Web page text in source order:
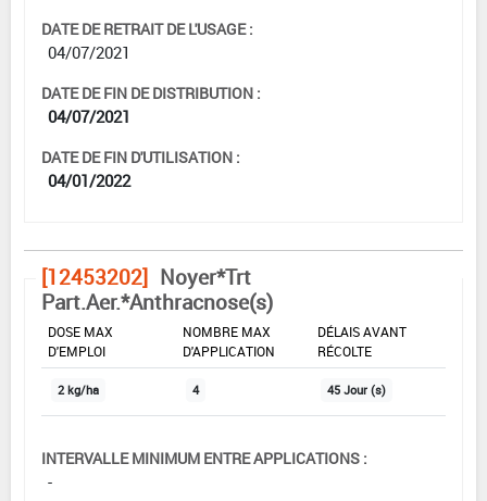
DATE DE RETRAIT DE L'USAGE :
04/07/2021
DATE DE FIN DE DISTRIBUTION :
04/07/2021
DATE DE FIN D'UTILISATION :
04/01/2022
[12453202] Noyer*Trt
Part.Aer.*Anthracnose(s)
DOSE MAX
D'EMPLOI
NOMBRE MAX
D'APPLICATION
DÉLAIS AVANT
RÉCOLTE
2 kg/ha 4 45 Jour (s)
INTERVALLE MINIMUM ENTRE APPLICATIONS :
-